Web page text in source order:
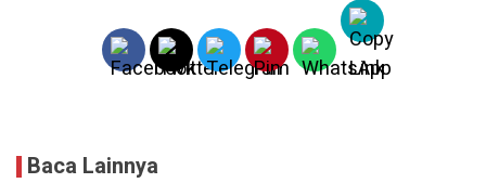
Baca Lainnya